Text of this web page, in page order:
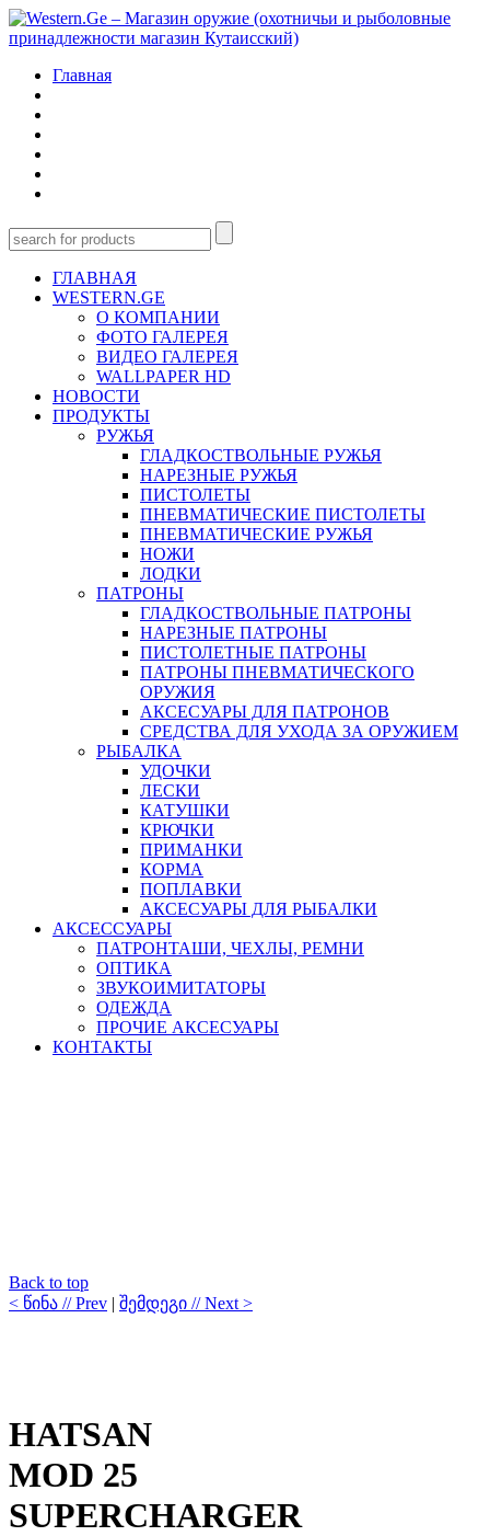
Главная
ГЛАВНАЯ
WESTERN.GE
О КОМПАНИИ
ФОТО ГАЛЕРЕЯ
ВИДЕО ГАЛЕРЕЯ
WALLPAPER HD
НОВОСТИ
ПРОДУКТЫ
РУЖЬЯ
ГЛАДКОСТВОЛЬНЫЕ РУЖЬЯ
НАРЕЗНЫЕ РУЖЬЯ
ПИСТОЛЕТЫ
ПНЕВМАТИЧЕСКИЕ ПИСТОЛЕТЫ
ПНЕВМАТИЧЕСКИЕ РУЖЬЯ
НОЖИ
ЛОДКИ
ПАТРОНЫ
ГЛАДКОСТВОЛЬНЫЕ ПАТРОНЫ
НАРЕЗНЫЕ ПАТРОНЫ
ПИСТОЛЕТНЫЕ ПАТРОНЫ
ПАТРОНЫ ПНЕВМАТИЧЕСКОГО
ОРУЖИЯ
АКСЕСУАРЫ ДЛЯ ПАТРОНОВ
СРЕДСТВА ДЛЯ УХОДА ЗА ОРУЖИЕМ
РЫБАЛКА
УДОЧКИ
ЛЕСКИ
КАТУШКИ
КРЮЧКИ
ПРИМАНКИ
КОРМА
ПОПЛАВКИ
АКСЕСУАРЫ ДЛЯ РЫБАЛКИ
АКСЕССУАРЫ
ПАТРОНТАШИ, ЧЕХЛЫ, РЕМНИ
ОПТИКА
ЗВУКОИМИТАТОРЫ
ОДЕЖДА
ПРОЧИЕ АКСЕСУАРЫ
КОНТАКТЫ
Back to top
< წინა // Prev | შემდეგი // Next >
HATSAN
MOD 25
SUPERCHARGER